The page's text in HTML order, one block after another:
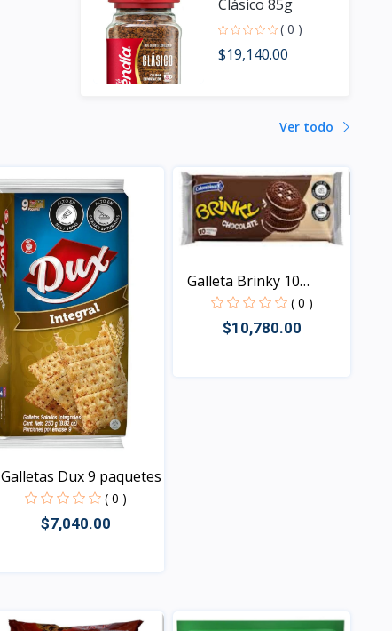
Clásico 85g
( 0 )
$19,140.00
Ver todo
Galletas Dux 9 paquetes
( 0 )
$7,040.00
Galleta Brinky 10
paque...
( 0 )
$10,780.00